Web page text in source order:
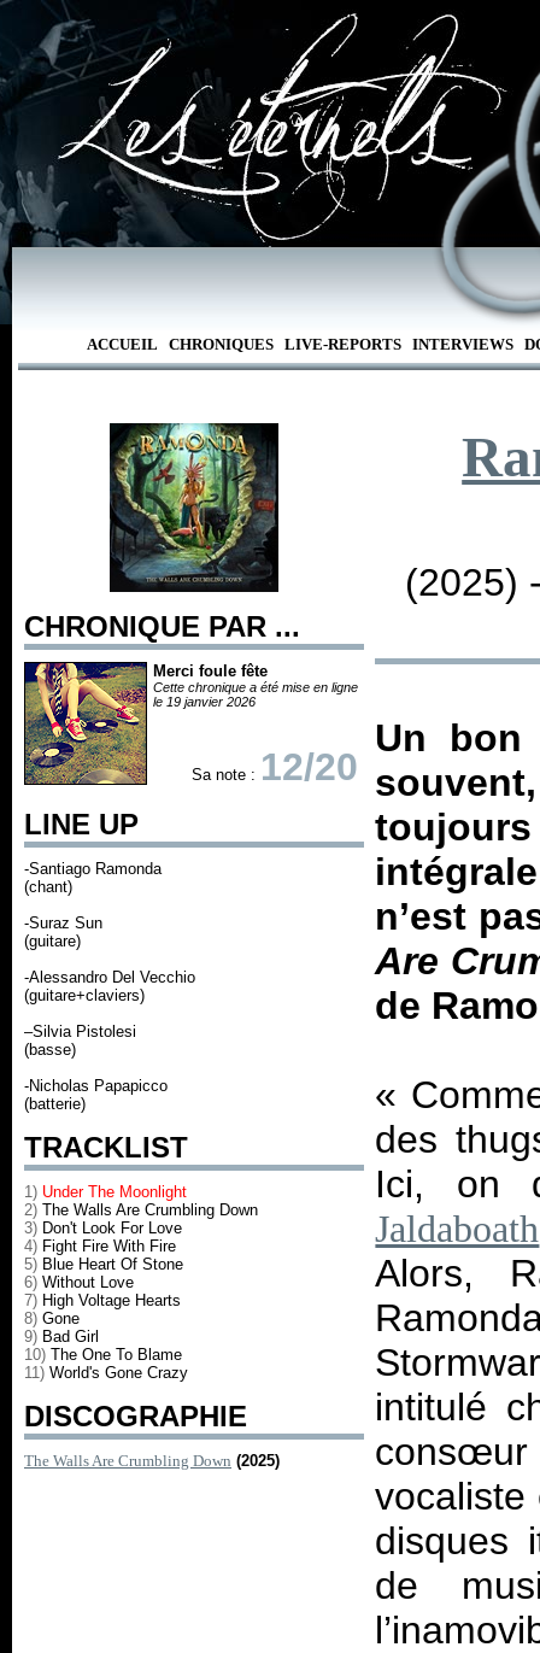
ACCUEIL CHRONIQUES LIVE-REPORTS INTERVIEWS
CHRONIQUE PAR ...
Merci foule fête
Cette chronique a été mise en ligne
le 19 janvier 2026
Sa note : 12/20
LINE UP
-Santiago Ramonda
(chant)
-Suraz Sun
(guitare)
-Alessandro Del Vecchio
(guitare+claviers)
–Silvia Pistolesi
(basse)
-Nicholas Papapicco
(batterie)
TRACKLIST
1) Under The Moonlight
2) The Walls Are Crumbling Down
3) Don't Look For Love
4) Fight Fire With Fire
5) Blue Heart Of Stone
6) Without Love
7) High Voltage Hearts
8) Gone
9) Bad Girl
10) The One To Blame
11) World's Gone Crazy
DISCOGRAPHIE
The Walls Are Crumbling Down (2025)
(2025)
Un bon
n’est
Are
de
«
des
Ici, on
Jaldaboath
Alors,
intitulé
vocaliste
disques
de